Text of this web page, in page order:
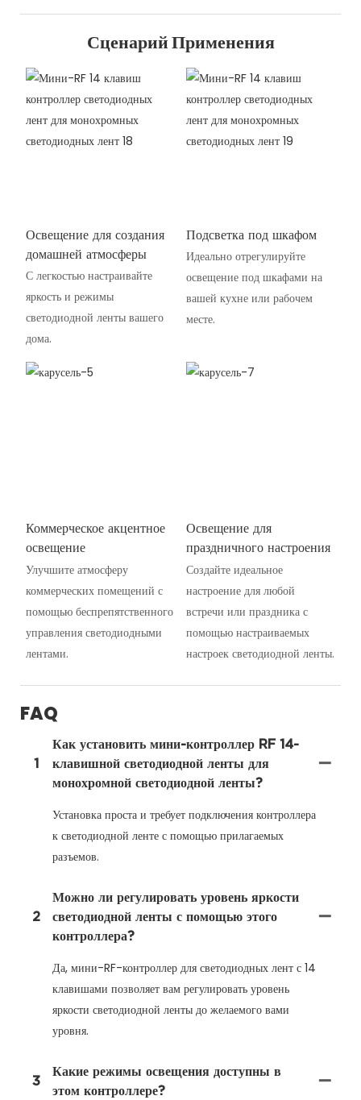
Сценарий Применения
Освещение для создания
домашней атмосферы
С легкостью настраивайте
яркость и режимы
светодиодной ленты вашего
дома.
Подсветка под шкафом
Идеально отрегулируйте
освещение под шкафами на
вашей кухне или рабочем
месте.
Коммерческое акцентное
освещение
Улучшите атмосферу
коммерческих помещений с
помощью беспрепятственного
управления светодиодными
лентами.
Освещение для
праздничного настроения
Создайте идеальное
настроение для любой
встречи или праздника с
помощью настраиваемых
настроек светодиодной ленты.
FAQ
1
Как установить мини-контроллер RF 14-
клавишной светодиодной ленты для
монохромной светодиодной ленты?
Установка проста и требует подключения контроллера
к светодиодной ленте с помощью прилагаемых
разъемов.
2
Можно ли регулировать уровень яркости
светодиодной ленты с помощью этого
контроллера?
Да, мини-RF-контроллер для светодиодных лент с 14
клавишами позволяет вам регулировать уровень
яркости светодиодной ленты до желаемого вами
уровня.
3
Какие режимы освещения доступны в
этом контроллере?